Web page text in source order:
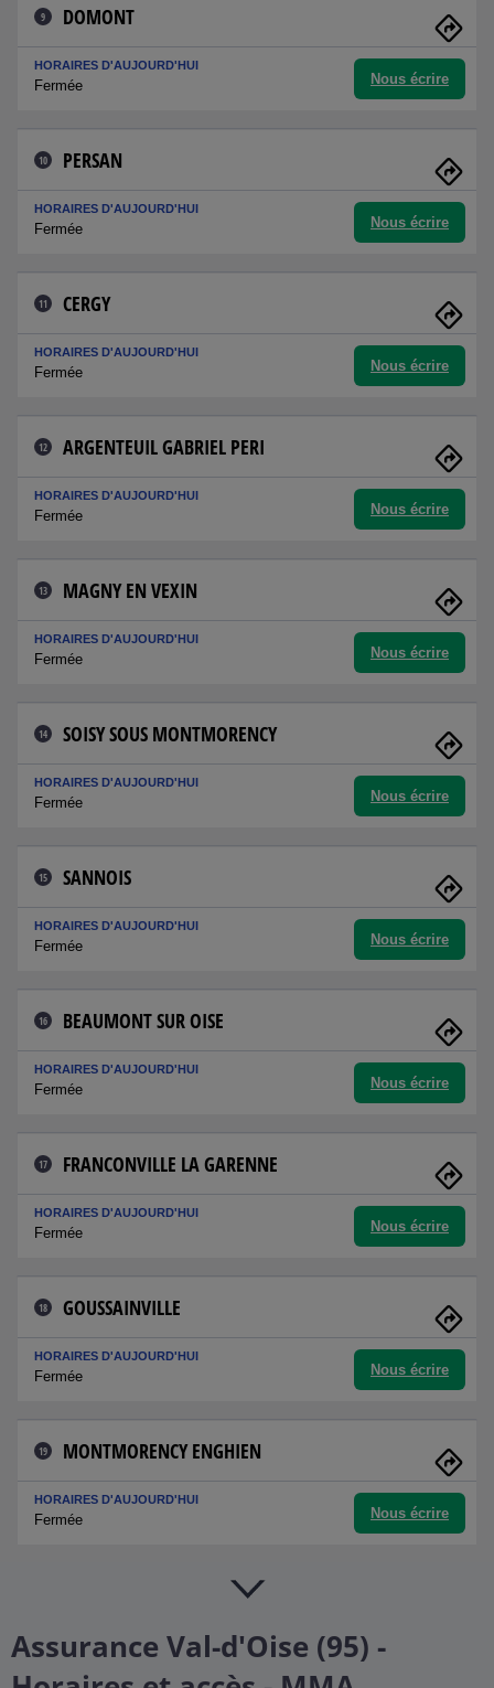
9 DOMONT
HORAIRES D'AUJOURD'HUI
Fermée Nous écrire
10 PERSAN
HORAIRES D'AUJOURD'HUI
Fermée Nous écrire
11 CERGY
HORAIRES D'AUJOURD'HUI
Fermée Nous écrire
12 ARGENTEUIL GABRIEL PERI
HORAIRES D'AUJOURD'HUI
Fermée Nous écrire
13 MAGNY EN VEXIN
HORAIRES D'AUJOURD'HUI
Fermée Nous écrire
14 SOISY SOUS MONTMORENCY
HORAIRES D'AUJOURD'HUI
Fermée Nous écrire
15 SANNOIS
HORAIRES D'AUJOURD'HUI
Fermée Nous écrire
16 BEAUMONT SUR OISE
HORAIRES D'AUJOURD'HUI
Fermée Nous écrire
17 FRANCONVILLE LA GARENNE
HORAIRES D'AUJOURD'HUI
Fermée Nous écrire
18 GOUSSAINVILLE
HORAIRES D'AUJOURD'HUI
Fermée Nous écrire
19 MONTMORENCY ENGHIEN
HORAIRES D'AUJOURD'HUI
Fermée Nous écrire
Assurance Val-d'Oise (95) -